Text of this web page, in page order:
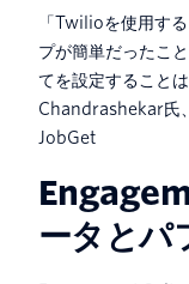
「Twilioを使用す
プが簡単だったこ
てを設定すること
Chandrashekar氏
JobGet
ータとパ